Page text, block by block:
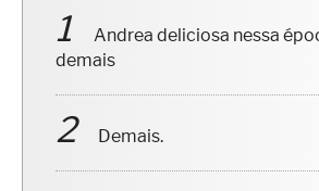
Andrea deliciosa nessa
demais
Demais.